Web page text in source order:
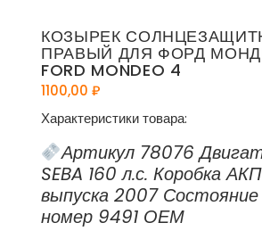
КОЗЫРЕК
ПРАВЫЙ ДЛЯ ФОРД
FORD MONDEO 4
1100,00 ₽
Характеристики товара:
Артикул 78076
SEBA 160 л.с. Коробка
выпуска 2007 Состояние
номер 9491 ОЕМ